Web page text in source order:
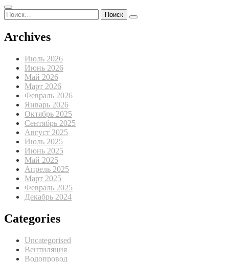
Найти:
Archives
Июль 2026
Июнь 2026
Май 2026
Март 2026
Февраль 2026
Январь 2026
Октябрь 2025
Сентябрь 2025
Август 2025
Июль 2025
Июнь 2025
Май 2025
Апрель 2025
Март 2025
Февраль 2025
Декабрь 2024
Categories
Uncategorised
Вентиляция
Водопровод